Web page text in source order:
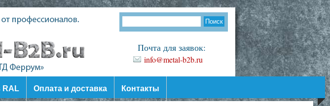
Почта для заявок:
info@metal-b2b.ru
RAL Оплата и доставка Контакты